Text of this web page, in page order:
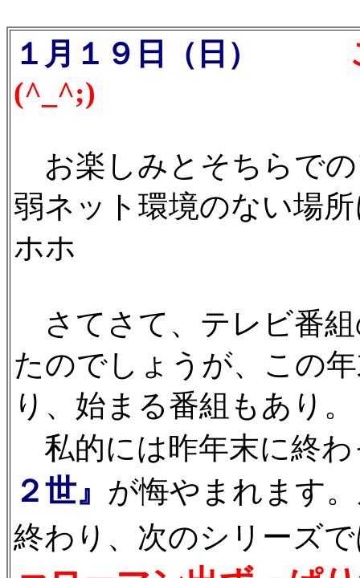
１月１９日（日）
ご
(^_^;)
お楽しみとそちらで
弱ネット環境のない場
ホホ
さてさて、テレビ番
たのでしょうが、この
り、始まる番組もあり。
私的には昨年末に終
２世』 が悔やまれます
終わり、次のシリーズ